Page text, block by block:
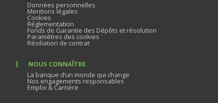
Données personnelles
Mentions légales
Cookies
Réglementation
Fonds de Garantie des Dépôts et résolution
Paramètres des cookies
Résiliation de contrat
NOUS CONNAÎTRE
La banque d’un monde qui change
Nos engagements responsables
Emploi & Carrière